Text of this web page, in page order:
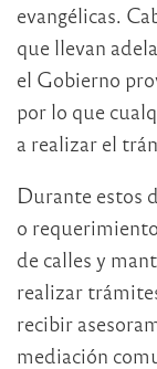
evangélicas.
que llevan
el Gobierno
por lo que
a realizar el
Durante estos
o
de calles y
realizar
recibir
mediación